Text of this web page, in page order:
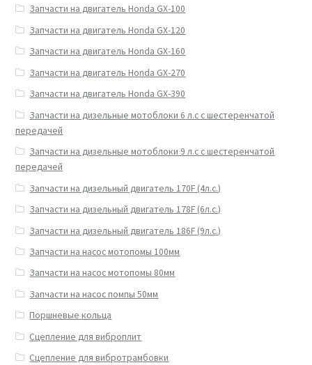
Запчасти на двигатель Honda GX-100
Запчасти на двигатель Honda GX-120
Запчасти на двигатель Honda GX-160
Запчасти на двигатель Honda GX-270
Запчасти на двигатель Honda GX-390
Запчасти на дизельные мотоблоки 6 л.с с шестеренчатой
передачей
Запчасти на дизельные мотоблоки 9 л.с с шестеренчатой
передачей
Запчасти на дизельный двигатель 170F (4л.с.)
Запчасти на дизельный двигатель 178F (6л.с.)
Запчасти на дизельный двигатель 186F (9л.с.)
Запчасти на насос мотопомы 100мм
Запчасти на насос мотопомы 80мм
Запчасти на насос помпы 50мм
Поршневые кольца
Сцепление для виброплит
Сцепление для вибротрамбовки